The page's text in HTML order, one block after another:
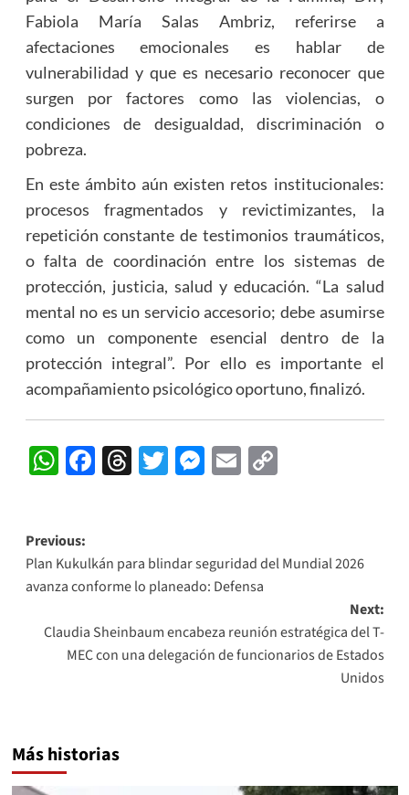
Fabiola María Salas Ambriz, referirse a
afectaciones emocionales es hablar de
vulnerabilidad y que es necesario reconocer que
surgen por factores como las violencias, o
condiciones de desigualdad, discriminación o
pobreza.
En este ámbito aún existen retos institucionales:
procesos fragmentados y revictimizantes, la
repetición constante de testimonios traumáticos,
o falta de coordinación entre los sistemas de
protección, justicia, salud y educación. “La salud
mental no es un servicio accesorio; debe asumirse
como un componente esencial dentro de la
protección integral”. Por ello es importante el
acompañamiento psicológico oportuno, finalizó.
WhatsApp
Facebook
Threads
Twitter
Messenger
EmailCopy
Post
navigation
Previous:
Plan Kukulkán para blindar seguridad del Mundial 2026
avanza conforme lo planeado: Defensa
Next:
Claudia Sheinbaum encabeza reunión estratégica del T-
MEC con una delegación de funcionarios de Estados
Unidos
Más historias